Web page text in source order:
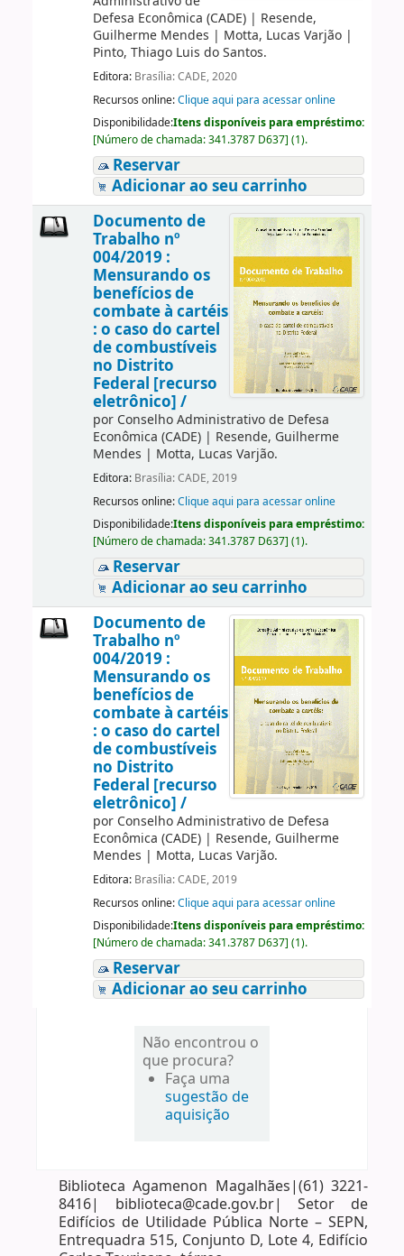
Defesa Econômica (CADE)| Resende,
Guilherme Mendes | Motta, Lucas Varjão|
Pinto, Thiago Luis do Santos.
Editora: Brasília: CADE, 2020
Recursos online:Clique aqui para acessar online
Disponibilidade:Itens disponíveis para empréstimo:
[Número de chamada:341.3787 D637] (1).
Reservar
Adicionar ao seu carrinho
Documento de
Trabalho nº
004/2019 :
Mensurando os
benefícios de
combate à cartéis
: o caso do cartel
de combustíveis
no Distrito
Federal [recurso
eletrônico] /
por Conselho Administrativo de Defesa
Econômica (CADE)| Resende, Guilherme
Mendes | Motta, Lucas Varjão.
Editora: Brasília: CADE, 2019
Recursos online:Clique aqui para acessar online
Disponibilidade:Itens disponíveis para empréstimo:
[Número de chamada:341.3787 D637] (1).
Reservar
Adicionar ao seu carrinho
Documento de
Trabalho nº
004/2019 :
Mensurando os
benefícios de
combate à cartéis
: o caso do cartel
de combustíveis
no Distrito
Federal [recurso
eletrônico] /
por Conselho Administrativo de Defesa
Econômica (CADE)| Resende, Guilherme
Mendes | Motta, Lucas Varjão.
Editora: Brasília: CADE, 2019
Recursos online:Clique aqui para acessar online
Disponibilidade:Itens disponíveis para empréstimo:
[Número de chamada:341.3787 D637] (1).
Reservar
Adicionar ao seu carrinho
Não encontrou o
que procura?
Faça uma
sugestão de
aquisição
Biblioteca Agamenon Magalhães|(61) 3221-
8416| biblioteca@cade.gov.br| Setor de
Edifícios de Utilidade Pública Norte – SEPN,
Entrequadra 515, Conjunto D, Lote 4, Edifício